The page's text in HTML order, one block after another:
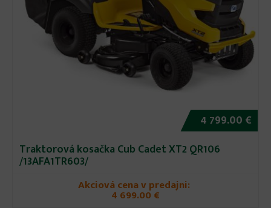
4 799.00 €
Traktorová kosačka Cub Cadet XT2 QR106
/13AFA1TR603/
Akciová cena v predajni:
4 699.00 €